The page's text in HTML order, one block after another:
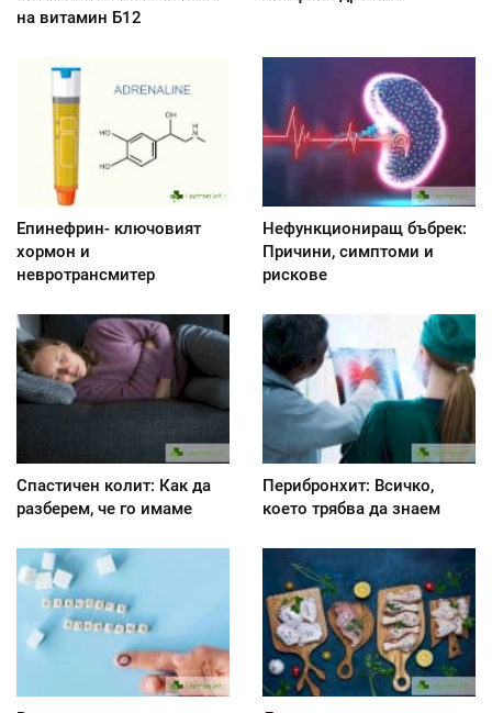
на витамин Б12
Епинефрин- ключовият
хормон и
невротрансмитер
Нефункциониращ бъбрек:
Причини, симптоми и
рискове
Спастичен колит: Как да
разберем, че го имаме
Перибронхит: Всичко,
което трябва да знаем